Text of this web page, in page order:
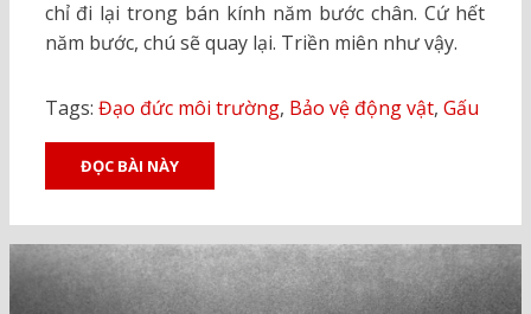
chỉ đi lại trong bán kính năm bước chân. Cứ hết
năm bước, chú sẽ quay lại. Triền miên như vậy.
Tags: Đạo đức môi trường, Bảo vệ động vật, Gấu
ĐỌC BÀI NÀY